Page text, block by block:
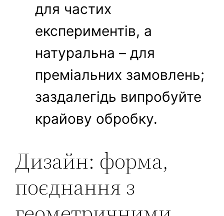
для частих
експериментів, а
натуральна – для
преміальних замовлень;
заздалегідь випробуйте
крайову обробку.
Дизайн: форма,
поєднання з